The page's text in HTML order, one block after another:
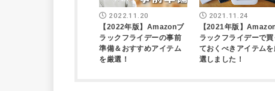
2022.11.20
【2022年版】Amazonブ
ラックフライデーの事前
準備＆おすすめアイテム
を厳選！
2021.11.24
【2021年版】
ラックフライデーで買
ておくべきアイテムを
選しました！